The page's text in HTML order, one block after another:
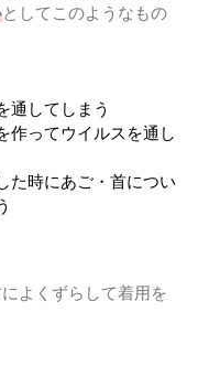
としてこのようなもの
通してしまう
ってウイルスを通し
た時にあご・首につい
よくずらして着用を